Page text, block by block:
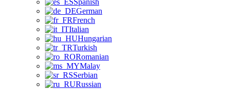
Spanish
German
French
Italian
Hungarian
Turkish
Romanian
Malay
Serbian
Russian